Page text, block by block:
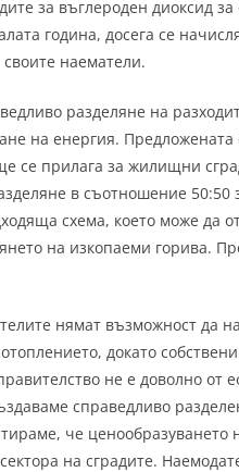
за въглероден диоксид
година, досега се
наематели.
разделяне на
на енергия.
се прилага за жилищни
в съотношение
схема, което може да
на изкопаеми горива.
нямат възможност да
докато
не е доволно
справедливо
че ценообразуването
на сградите.